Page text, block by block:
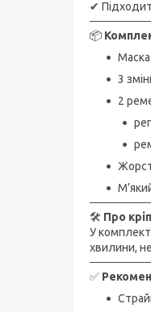
✔
📦
3
2
🛠 Про
У
хвилини,
✅